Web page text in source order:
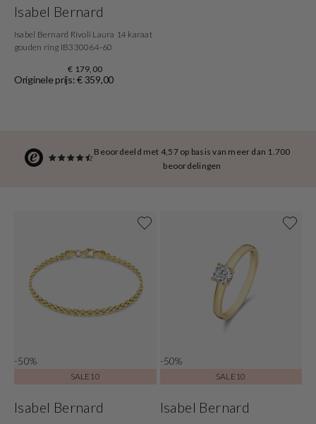
Beoordeeld met 4,57 op basis van meer dan 1.700
beoordelingen
Isabel Bernard
Isabel Bernard Rivoli Laura 14 karaat
gouden ring IB330064-60
€ 179,00
Originele prijs: € 359,00
-50%
SALE10
Isabel Bernard
-50%
SALE10
Isabel Bernard